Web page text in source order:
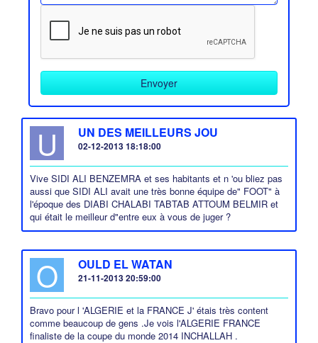
U UN DES MEILLEURS JOU
02-12-2013 18:18:00
Vive SIDI ALI BENZEMRA et ses habitants et n 'ou bliez pas
aussi que SIDI ALI avait une très bonne équipe de" FOOT" à
l'époque des DIABI CHALABI TABTAB ATTOUM BELMIR et
qui était le meilleur d"entre eux à vous de juger ?
O OULD EL WATAN
21-11-2013 20:59:00
Bravo pour l 'ALGERIE et la FRANCE J' étais très content
comme beaucoup de gens .Je vois l'ALGERIE FRANCE
finaliste de la coupe du monde 2014 INCHALLAH .